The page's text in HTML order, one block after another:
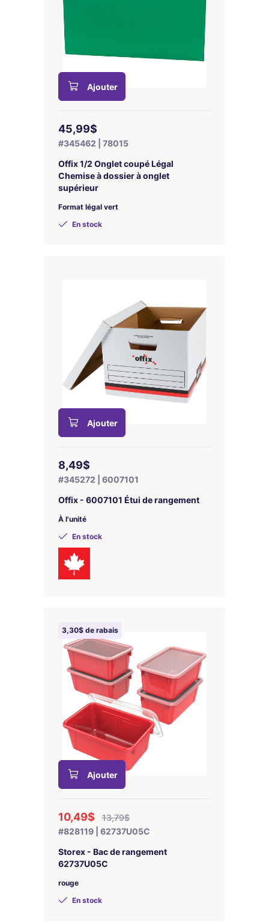
Ajouter
45,99$
#345462 | 78015
Offix 1/2 Onglet coupé Légal
Chemise à dossier à onglet
supérieur
Format légal vert
En stock
Ajouter
8,49$
#345272 | 6007101
Offix - 6007101 Étui de rangement
À l'unité
En stock
3,30$ de rabais
Ajouter
10,49$
13,79$
#828119 | 62737U05C
Storex - Bac de rangement
62737U05C
rouge
En stock